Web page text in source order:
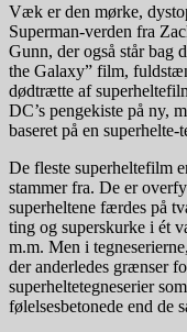
Væk er den mørke,
Superman-verden fra
Gunn, der også står bag
the Galaxy” film,
dødtrætte af
DC’s pengekiste på ny,
baseret på en
De fleste superheltefilm
stammer fra. De er
superheltene færdes på
ting og superskurke i ét
m.m. Men i
der anderledes grænser
superheltetegneserier
følelsesbetonede end de